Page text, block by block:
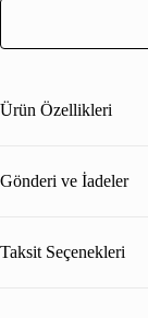
Ürün Özellikleri
Gönderi ve İadeler
Taksit Seçenekleri